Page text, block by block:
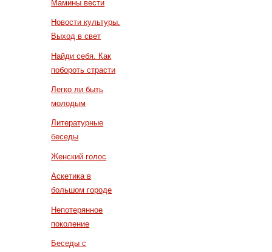
Мамины вести
Новости культуры.
Выход в свет
Найди себя. Как
побороть страсти
Легко ли быть
молодым
Литературные
беседы
Женский голос
Аскетика в
большом городе
Непотерянное
поколение
Беседы с